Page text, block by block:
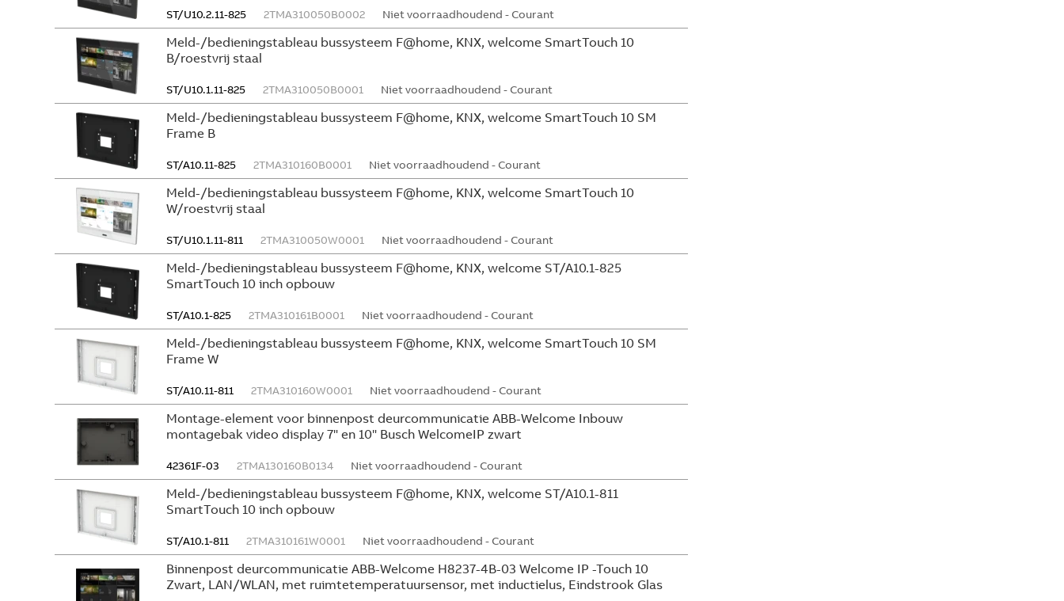
ST/U10.2.11-825 2TMA310050B0002 Niet voorraadhoudend - Courant
Meld-/bedieningstableau bussysteem F@home, KNX, welcome SmartTouch 10
B/roestvrij staal
ST/U10.1.11-825 2TMA310050B0001 Niet voorraadhoudend - Courant
Meld-/bedieningstableau bussysteem F@home, KNX, welcome SmartTouch 10 SM
Frame B
ST/A10.11-825 2TMA310160B0001 Niet voorraadhoudend - Courant
Meld-/bedieningstableau bussysteem F@home, KNX, welcome SmartTouch 10
W/roestvrij staal
ST/U10.1.11-811 2TMA310050W0001 Niet voorraadhoudend - Courant
Meld-/bedieningstableau bussysteem F@home, KNX, welcome ST/A10.1-825
SmartTouch 10 inch opbouw
ST/A10.1-825 2TMA310161B0001 Niet voorraadhoudend - Courant
Meld-/bedieningstableau bussysteem F@home, KNX, welcome SmartTouch 10 SM
Frame W
ST/A10.11-811 2TMA310160W0001 Niet voorraadhoudend - Courant
Montage-element voor binnenpost deurcommunicatie ABB-Welcome Inbouw
montagebak video display 7" en 10" Busch WelcomeIP zwart
42361F-03 2TMA130160B0134 Niet voorraadhoudend - Courant
Meld-/bedieningstableau bussysteem F@home, KNX, welcome ST/A10.1-811
SmartTouch 10 inch opbouw
ST/A10.1-811 2TMA310161W0001 Niet voorraadhoudend - Courant
Binnenpost deurcommunicatie ABB-Welcome H8237-4B-03 Welcome IP -Touch 10
Zwart, LAN/WLAN, met ruimtetemperatuursensor, met inductielus, Eindstrook Glas